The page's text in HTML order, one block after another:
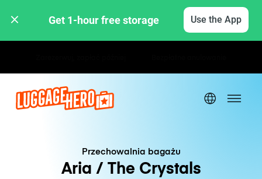
Get 1-hour free storage Use the App
Przechowalnia bagażu
Aria / The Crystals